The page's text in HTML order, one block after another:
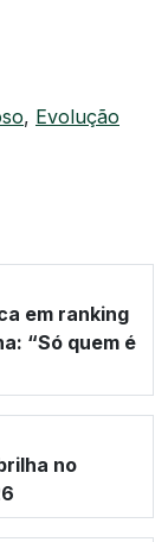
, Evolução
em ranking
“Só quem é
no